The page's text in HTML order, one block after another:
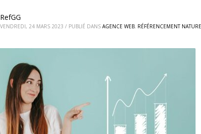
RefGG
VENDREDI, 24 MARS 2023 / PUBLIÉ DANS AGENCE WEB, RÉFÉRENCEMENT